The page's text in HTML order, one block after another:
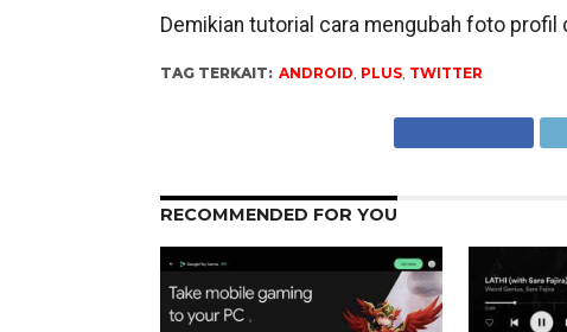
Demikian tutorial cara mengubah foto profil
TAG TERKAIT: ANDROID, PLUS, TWITTER
RECOMMENDED FOR YOU